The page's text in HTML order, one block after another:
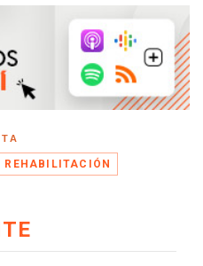
REHABILITACIÓN